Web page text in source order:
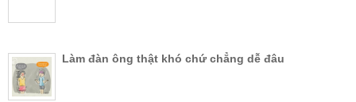
Làm đàn ông thật khó chứ chẳng dễ đâu